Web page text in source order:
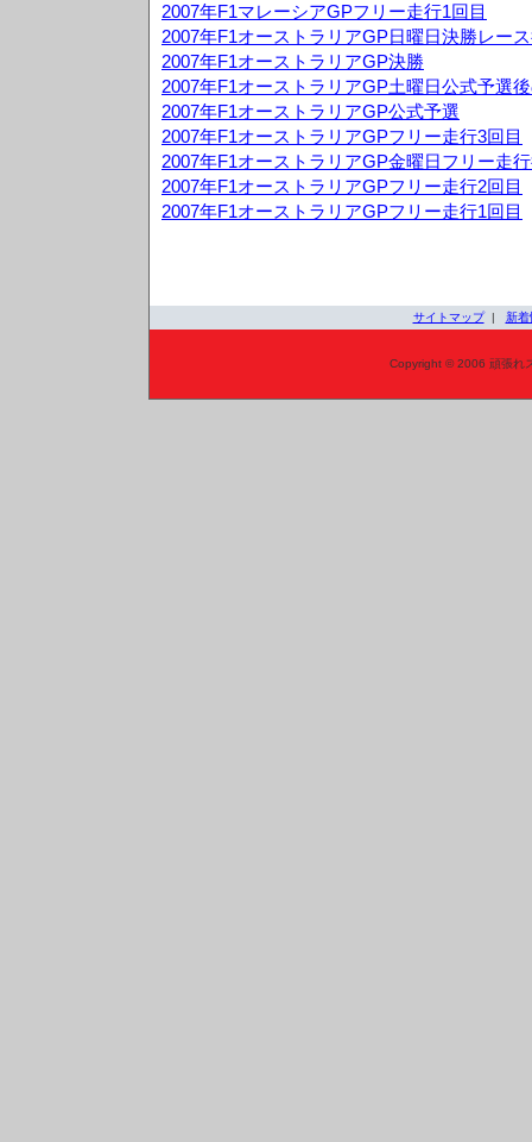
2007年F1マレーシアGPフリー走行1回目
2007年F1オーストラリアGP日曜日決勝レー
2007年F1オーストラリアGP決勝
2007年F1オーストラリアGP土曜日公式予選
2007年F1オーストラリアGP公式予選
2007年F1オーストラリアGPフリー走行3回目
2007年F1オーストラリアGP金曜日フリー走
2007年F1オーストラリアGPフリー走行2回目
2007年F1オーストラリアGPフリー走行1回目
サイトマップ| 新着
Copyright © 2006 頑張れ